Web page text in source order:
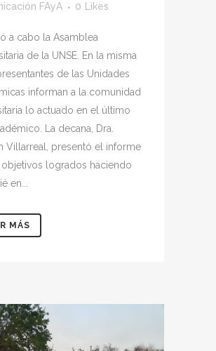
FAyA
0 Likes
a cabo la Asamblea
de la UNSE. En la misma
de las Unidades
informan a la comunidad
lo actuado en el último
La decana, Dra.
Villarreal, presentó el informe
logrados haciendo
en...
MÁS